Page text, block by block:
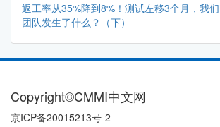
返工率从35%降到8%！测试左移3个月，我们
团队发生了什么？（下）
Copyright©CMMI中文网
京ICP备20015213号-2